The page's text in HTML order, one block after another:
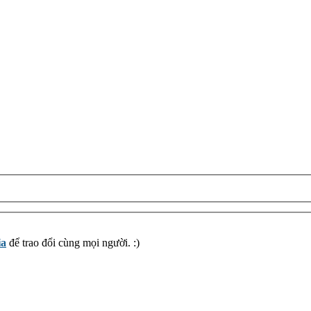
để trao đổi cùng mọi người. :)